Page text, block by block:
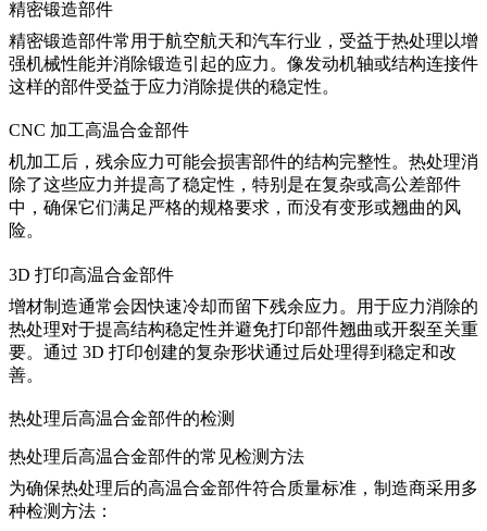
精密锻造部件
精密锻造部件常用于航空航天和汽车行业，受益于热处理以增
强机械性能并消除锻造引起的应力。像发动机轴或结构连接件
这样的部件受益于应力消除提供的稳定性。
CNC 加工高温合金部件
机加工后，残余应力可能会损害部件的结构完整性。 热处理消
除了这些应力并提高了稳定性，特别是在复杂或高公差部件
中，确保它们满足严格的规格要求，而没有变形或翘曲的风
险。
3D 打印高温合金部件
增材制造通常会因快速冷却而留下残余应力。用于应力消除的
热处理对于提高结构稳定性并避免打印部件翘曲或开裂至关重
要。通过 3D 打印创建的复杂形状通过后处理得到稳定和改
善。
热处理后高温合金部件的检测
热处理后高温合金部件的常见检测方法
为确保热处理后的高温合金部件符合质量标准，制造商采用多
种检测方法：